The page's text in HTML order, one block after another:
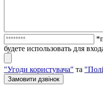
будете использовать для
"Угоди користувача" та